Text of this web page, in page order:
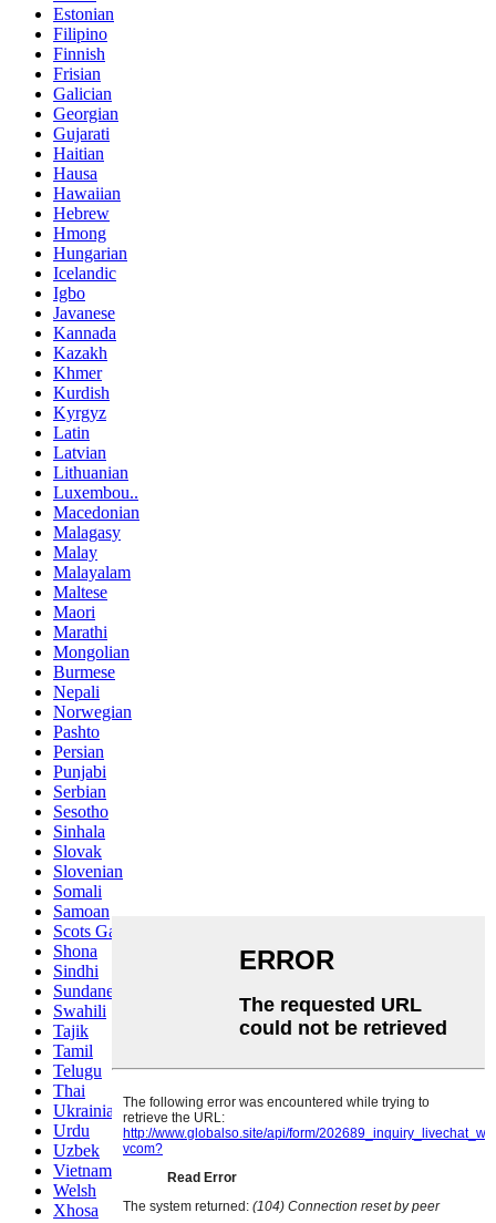
Estonian
Filipino
Finnish
Frisian
Galician
Georgian
Gujarati
Haitian
Hausa
Hawaiian
Hebrew
Hmong
Hungarian
Icelandic
Igbo
Javanese
Kannada
Kazakh
Khmer
Kurdish
Kyrgyz
Latin
Latvian
Lithuanian
Luxembou..
Macedonian
Malagasy
Malay
Malayalam
Maltese
Maori
Marathi
Mongolian
Burmese
Nepali
Norwegian
Pashto
Persian
Punjabi
Serbian
Sesotho
Sinhala
Slovak
Slovenian
Somali
Samoan
Scots Gaelic
Shona
Sindhi
Sundanese
Swahili
Tajik
Tamil
Telugu
Thai
Ukrainian
Urdu
Uzbek
Vietnamese
Welsh
Xhosa